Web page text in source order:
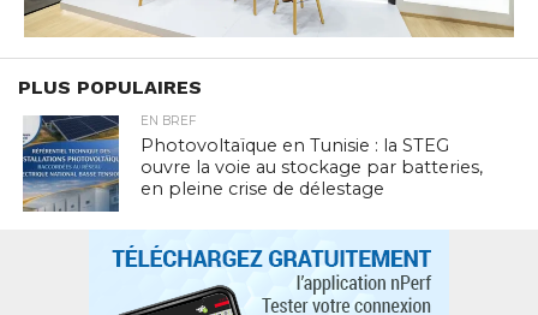
PLUS POPULAIRES
EN BREF
Photovoltaïque en Tunisie : la STEG
ouvre la voie au stockage par batteries,
en pleine crise de délestage